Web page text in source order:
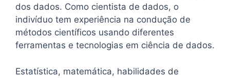
dos dados. Como cientista de dados, o
indivíduo tem experiência na condução de
métodos científicos usando diferentes
ferramentas e tecnologias em ciência de dados.
Estatística, matemática, habilidades de